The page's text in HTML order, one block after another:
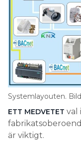
Systemlayouten.
ETT MEDVETET val
är viktigt.